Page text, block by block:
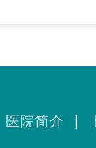
医院简介